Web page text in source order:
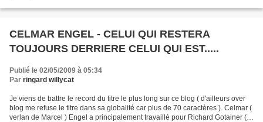
CELMAR ENGEL - CELUI QUI RESTERA
TOUJOURS DERRIERE CELUI QUI EST.....
Publié le 02/05/2009 à 05:34
Par ringard willycat
Je viens de battre le record du titre le plus long sur ce blog ( d'ailleurs over
blog me refuse le titre dans sa globalité car plus de 70 caractères ). Celmar (
verlan de Marcel ) Engel a principalement travaillé pour Richard Gotainer (